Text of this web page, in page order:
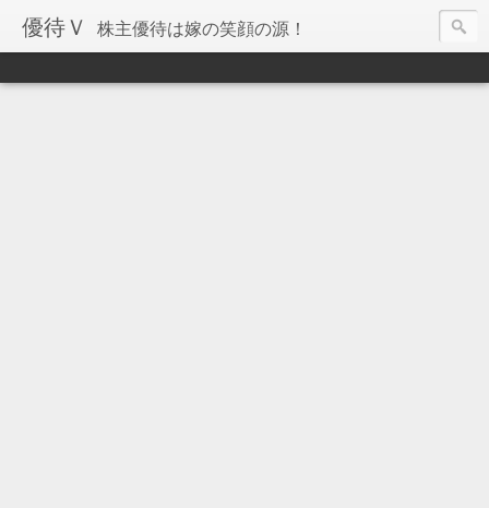
優待Ｖ 株主優待は嫁の笑顔の源！